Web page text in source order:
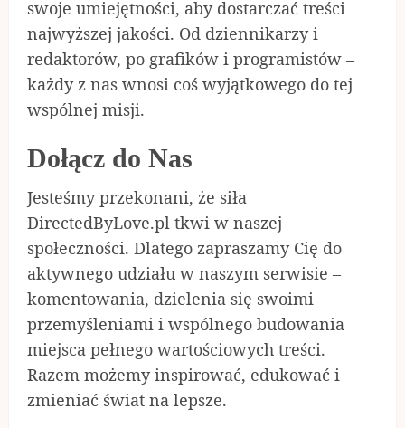
swoje umiejętności, aby dostarczać treści
najwyższej jakości. Od dziennikarzy i
redaktorów, po grafików i programistów –
każdy z nas wnosi coś wyjątkowego do tej
wspólnej misji.
Dołącz do Nas
Jesteśmy przekonani, że siła
DirectedByLove.pl tkwi w naszej
społeczności. Dlatego zapraszamy Cię do
aktywnego udziału w naszym serwisie –
komentowania, dzielenia się swoimi
przemyśleniami i wspólnego budowania
miejsca pełnego wartościowych treści.
Razem możemy inspirować, edukować i
zmieniać świat na lepsze.